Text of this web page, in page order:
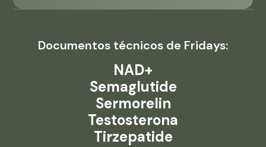
Documentos técnicos de Fridays:
NAD+
Semaglutide
Sermorelin
Testosterona
Tirzepatide